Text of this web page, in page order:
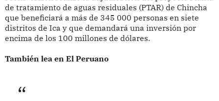
de tratamiento de aguas residuales (PTAR) de Chincha
que beneficiará a más de 345 000 personas en siete
distritos de Ica y que demandará una inversión por
encima de los 100 millones de dólares.
También lea en El Peruano